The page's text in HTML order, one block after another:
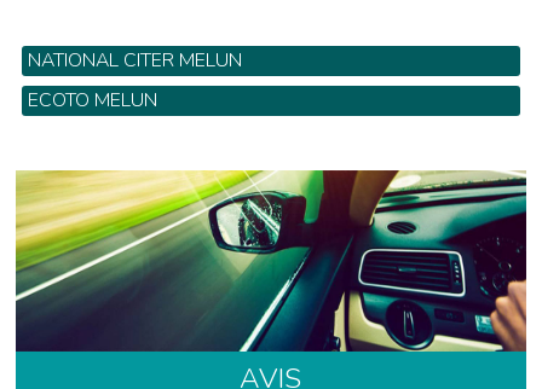
NATIONAL CITER MELUN
67 Avenue du Général Leclerc - Tel: 01 64 39 03 09
ECOTO MELUN
AVIS